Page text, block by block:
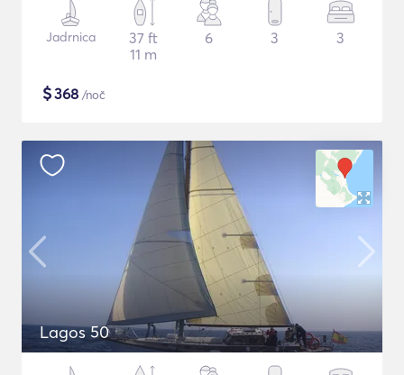
Jadrnica
37 ft
11 m
6 3 3
$368 /noč
Lagos 50